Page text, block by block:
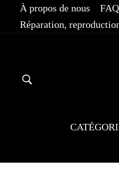
Passer
contenu
À propos de nous
Réparation,